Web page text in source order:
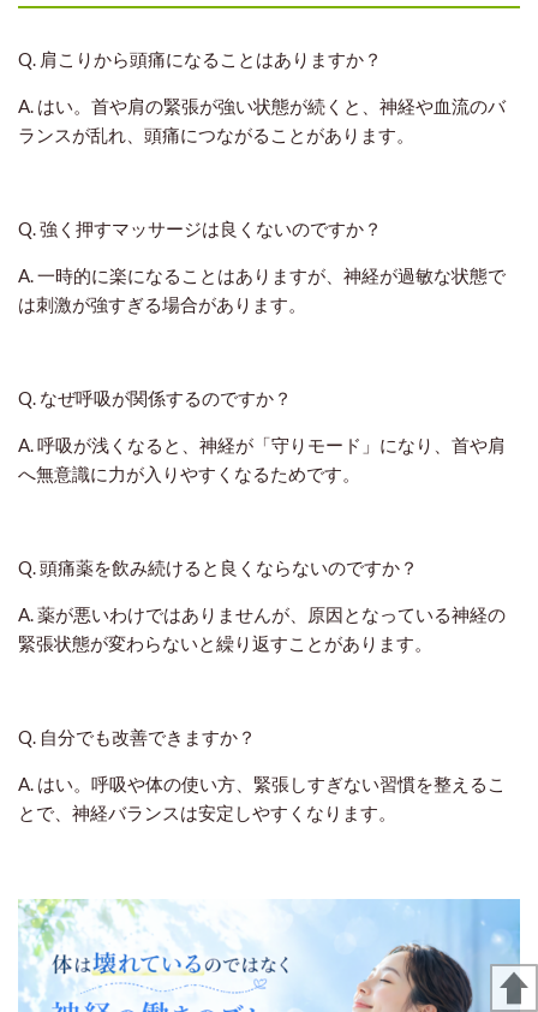
Q. 肩こりから頭痛になることはありますか？
A. はい。首や肩の緊張が強い状態が続くと、神経や血流のバ
ランスが乱れ、頭痛につながることがあります。
Q. 強く押すマッサージは良くないのですか？
A. 一時的に楽になることはありますが、神経が過敏な状態で
は刺激が強すぎる場合があります。
Q. なぜ呼吸が関係するのですか？
A. 呼吸が浅くなると、神経が「守りモード」になり、首や肩
へ無意識に力が入りやすくなるためです。
Q. 頭痛薬を飲み続けると良くならないのですか？
A. 薬が悪いわけではありませんが、原因となっている神経の
緊張状態が変わらないと繰り返すことがあります。
Q. 自分でも改善できますか？
A. はい。呼吸や体の使い方、緊張しすぎない習慣を整えるこ
とで、神経バランスは安定しやすくなります。